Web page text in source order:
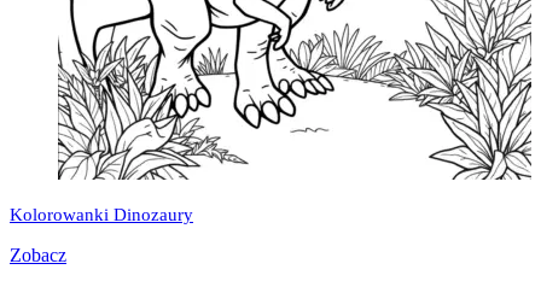
Kolorowanki Dinozaury
Zobacz